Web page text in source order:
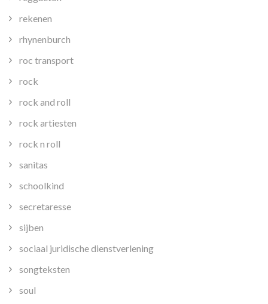
rekenen
rhynenburch
roc transport
rock
rock and roll
rock artiesten
rock n roll
sanitas
schoolkind
secretaresse
sijben
sociaal juridische dienstverlening
songteksten
soul